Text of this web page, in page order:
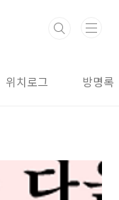
위치로그 방명록